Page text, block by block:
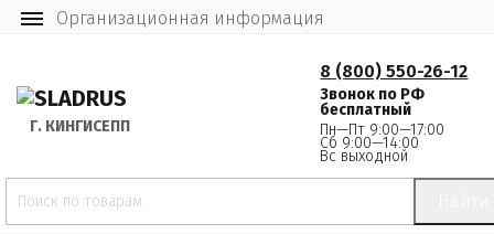
Организационная информация
Г. КИНГИСЕПП
8 (800) 550-26-12
Звонок по РФ
бесплатный
Пн—Пт 9:00—17:00
Сб 9:00—14:00
Вс выходной